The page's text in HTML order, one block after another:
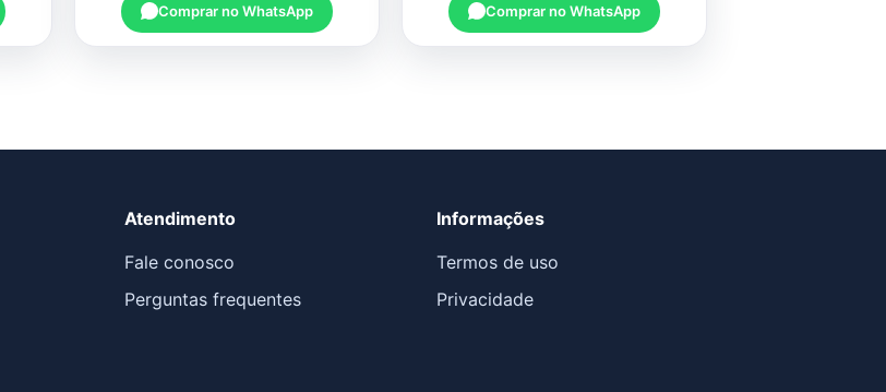
Comprar no WhatsApp Comprar no WhatsApp
Atendimento
Fale conosco
Perguntas frequentes
Informações
Termos de uso
Privacidade